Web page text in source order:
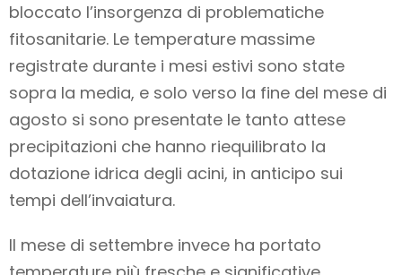
bloccato l’insorgenza di problematiche
fitosanitarie. Le temperature massime
registrate durante i mesi estivi sono state
sopra la media, e solo verso la fine del mese di
agosto si sono presentate le tanto attese
precipitazioni che hanno riequilibrato la
dotazione idrica degli acini, in anticipo sui
tempi dell’invaiatura.
Il mese di settembre invece ha portato